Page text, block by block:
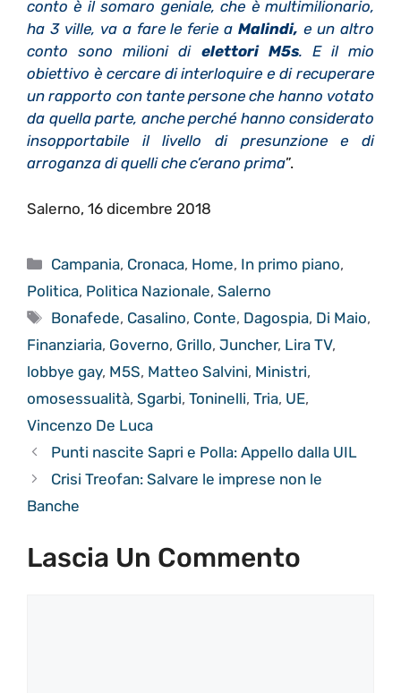
conto è il somaro geniale, che è multimilionario,
ha 3 ville, va a fare le ferie aMalindi, e un altro
conto sono milioni di elettori M5s. E il mio
obiettivo è cercare di interloquire e di recuperare
un rapporto con tante persone che hanno votato
da quella parte, anche perché hanno considerato
insopportabile il livello di presunzione e di
arroganza di quelli che c’erano prima”.
Salerno, 16 dicembre 2018
Categorie
Campania, Cronaca, Home, In primo piano,
Politica, Politica Nazionale, Salerno
Tag
Bonafede, Casalino, Conte, Dagospia, Di Maio,
Finanziaria, Governo, Grillo, Juncher, Lira TV,
lobbye gay, M5S, Matteo Salvini, Ministri,
omosessualità, Sgarbi, Toninelli, Tria, UE,
Vincenzo De Luca
Punti nascite Sapri e Polla: Appello dalla UIL
Crisi Treofan: Salvare le imprese non le
Banche
Lascia Un Commento